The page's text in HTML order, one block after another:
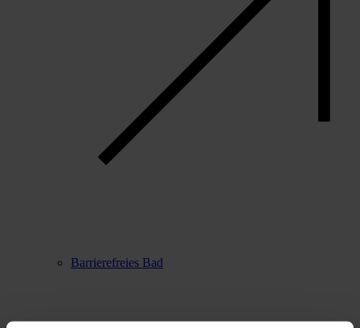
Barrierefreies Bad